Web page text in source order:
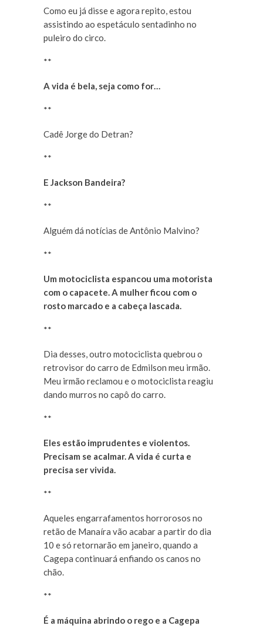
Como eu já disse e agora repito, estou
assistindo ao espetáculo sentadinho no
puleiro do circo.
**
A vida é bela, seja como for…
**
Cadê Jorge do Detran?
**
E Jackson Bandeira?
**
Alguém dá notícias de Antônio Malvino?
**
Um motociclista espancou uma motorista
com o capacete. A mulher ficou com o
rosto marcado e a cabeça lascada.
**
Dia desses, outro motociclista quebrou o
retrovisor do carro de Edmilson meu irmão.
Meu irmão reclamou e o motociclista reagiu
dando murros no capô do carro.
**
Eles estão imprudentes e violentos.
Precisam se acalmar. A vida é curta e
precisa ser vivida.
**
Aqueles engarrafamentos horrorosos no
retão de Manaíra vão acabar a partir do dia
10 e só retornarão em janeiro, quando a
Cagepa continuará enfiando os canos no
chão.
**
É a máquina abrindo o rego e a Cagepa